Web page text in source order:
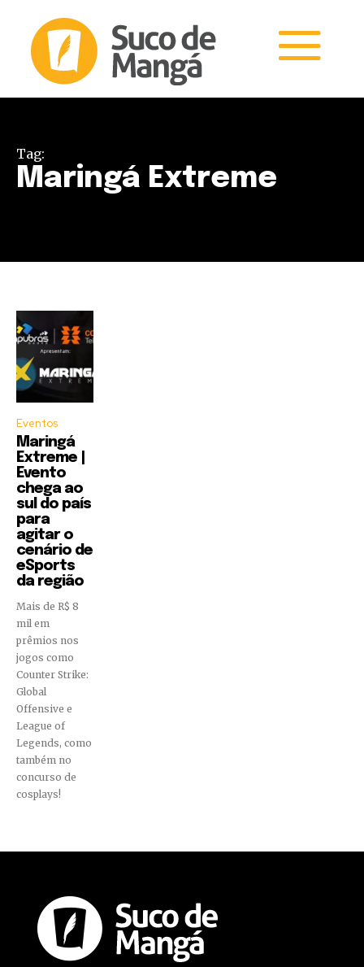
Tag:
Maringá Extreme
Eventos
Maringá
Extreme |
Evento
chega ao
sul do país
para
agitar o
cenário de
eSports
da região
Mais de R$ 8
mil em
prêmios nos
jogos como
Counter Strike:
Global
Offensive e
League of
Legends, como
também no
concurso de
cosplays!